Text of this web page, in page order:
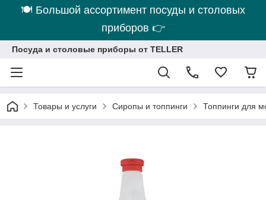
🍽 Большой ассортимент посуды и столовых
приборов 👉
Посуда и столовые приборы от TELLER
Товары и услуги Сиропы и топпинги Топпинги для